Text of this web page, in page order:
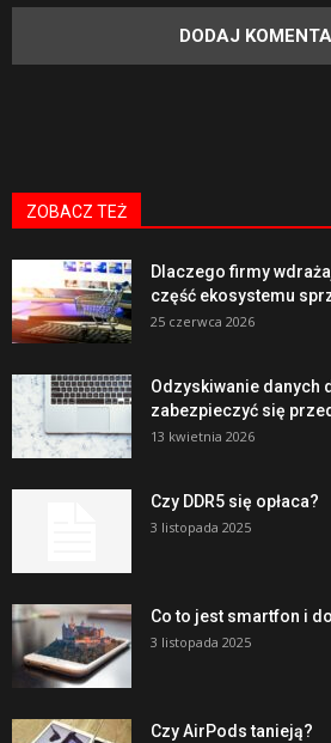
ZOBACZ TEŻ
Dlaczego firmy
część ekosystemu
25 czerwca 2026
Odzyskiwanie danych
zabezpieczyć się
13 kwietnia 2026
Czy DDR5 się opłaca?
3 listopada 2025
Co to jest smartfon i
3 listopada 2025
Czy AirPods tanieją?